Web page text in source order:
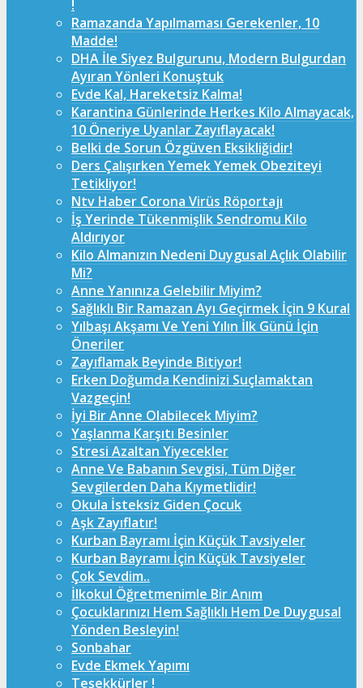
!
Ramazanda Yapılmaması Gerekenler, 10
Madde!
DHA İle Siyez Bulgurunu, Modern Bulgurdan
Ayıran Yönleri Konuştuk
Evde Kal, Hareketsiz Kalma!
Karantina Günlerinde Herkes Kilo Almayacak,
10 Öneriye Uyanlar Zayıflayacak!
Belki de Sorun Özgüven Eksikliğidir!
Ders Çalışırken Yemek Yemek Obeziteyi
Tetikliyor!
Ntv Haber Corona Virüs Röportajı
İş Yerinde Tükenmişlik Sendromu Kilo
Aldırıyor
Kilo Almanızın Nedeni Duygusal Açlık Olabilir
Mi?
Anne Yanınıza Gelebilir Miyim?
Sağlıklı Bir Ramazan Ayı Geçirmek İçin 9 Kural
Yılbaşı Akşamı Ve Yeni Yılın İlk Günü İçin
Öneriler
Zayıflamak Beyinde Bitiyor!
Erken Doğumda Kendinizi Suçlamaktan
Vazgeçin!
İyi Bir Anne Olabilecek Miyim?
Yaşlanma Karşıtı Besinler
Stresi Azaltan Yiyecekler
Anne Ve Babanın Sevgisi, Tüm Diğer
Sevgilerden Daha Kıymetlidir!
Okula İsteksiz Giden Çocuk
Aşk Zayıflatır!
Kurban Bayramı İçin Küçük Tavsiyeler
Kurban Bayramı İçin Küçük Tavsiyeler
Çok Sevdim..
İlkokul Öğretmenimle Bir Anım
Çocuklarınızı Hem Sağlıklı Hem De Duygusal
Yönden Besleyin!
Sonbahar
Evde Ekmek Yapımı
Teşekkürler !